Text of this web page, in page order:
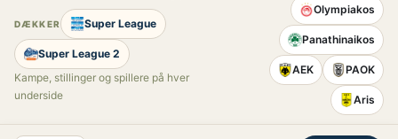
DÆKKER Super League
Super League 2
Kampe, stillinger og spillere på hver
underside
Olympiakos
Panathinaikos
AEK PAOK
Aris